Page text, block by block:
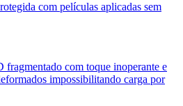
com películas aplicadas sem
com toque inoperante e
impossibilitando carga por